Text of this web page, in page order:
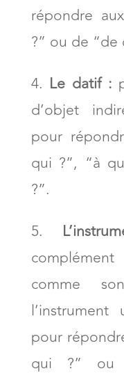
répondre
?” ou de “de
Le datif :
d’objet
pour
qui ?”, “à
?”.
comme
pour
qui ?” ou